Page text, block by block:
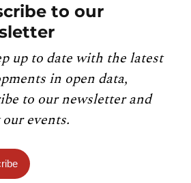
to our
up to date with the latest
in open data,
to our newsletter and
events.